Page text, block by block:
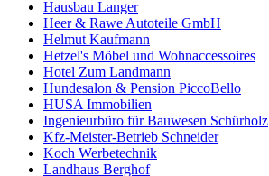
Hausbau Langer
Heer & Rawe Autoteile GmbH
Helmut Kaufmann
Hetzel's Möbel und Wohnaccessoires
Hotel Zum Landmann
Hundesalon & Pension PiccoBello
HUSA Immobilien
Ingenieurbüro für Bauwesen Schürholz
Kfz-Meister-Betrieb Schneider
Koch Werbetechnik
Landhaus Berghof